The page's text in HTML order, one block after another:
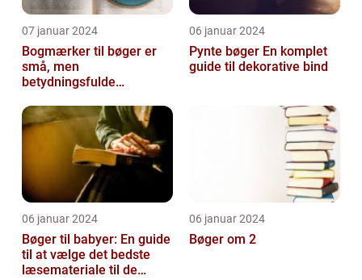
07 januar 2024
Bogmærker til bøger er
små, men
betydningsfulde
læsere med at holde styr
på d...
06 januar 2024
Pynte bøger En komplet
guide til dekorative bind
06 januar 2024
Bøger til babyer: En guide
til at vælge det bedste
læsemateriale til de
06 januar 2024
Bøger om 2